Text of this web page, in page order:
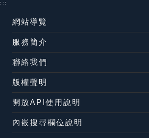
:::
網站導覽
服務簡介
聯絡我們
版權聲明
開放API使用說明
內嵌搜尋欄位說明